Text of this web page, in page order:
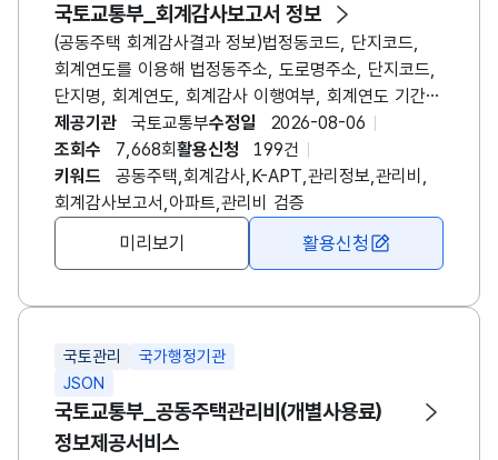
국토교통부_회계감사보고서 정보
(공동주택 회계감사결과 정보)법정동코드, 단지코드,
회계연도를 이용해 법정동주소, 도로명주소, 단지코드,
단지명, 회계연도, 회계감사 이행여부, 회계연도 기간
시작일자, 회계연도 기간 종료일자, 회계감사 미실시
동의세대수, 회계감사 대상 세대수(입주한 경우만),
등록일, 결산기준년도, 결산기준월, 회계감사업체명,
계약금액(부가세제외), 회계감사계약체결일, 회계감사
현장감사 착수일, 회계감사 현장감사 종료일,
연간관리수입총액, 연간관리비용지출총액,
회계감사보고서 정보제공 서비스. 아파트 관리주체가
검증받음.
제공기관 국토교통부수정일
2026-08-06
조회수
7,668회 활용신청
199건
키워드
공동주택,회계감사,K-APT,관리정보,관리비,
회계감사보고서,아파트,관리비 검증
미리보기 활용신청
국토관리
국가행정기관
JSON
국토교통부_공동주택관리비(개별사용료)
정보제공서비스